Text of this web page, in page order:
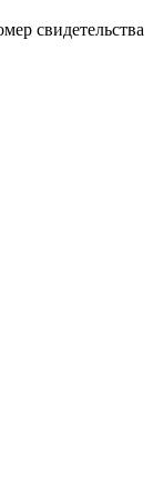
свидетельства